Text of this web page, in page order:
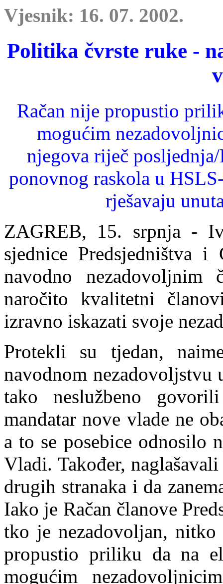
Vjesnik: 16. 07. 2002.
Politika čvrste ruke -
Račan nije propustio
mogućim
njegova riječ
ponovnog raskola u
rješavaju
ZAGREB, 15. srpnja -
sjednice Predsjedništva
navodno nezadovoljnim
naročito kvalitetni
izravno iskazati svoje
Protekli su tjedan,
navodnom nezadovoljstvu
tako neslužbeno
mandatar nove vlade ne
a to se posebice odnosilo
Vladi. Također,
drugih stranaka i da
Iako je Račan članove
tko je nezadovoljan,
propustio priliku da na
mogućim nezadovol